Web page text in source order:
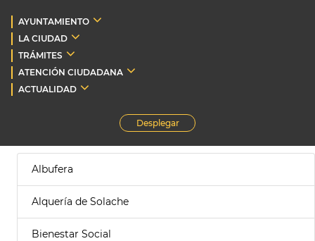
AYUNTAMIENTO
LA CIUDAD
TRÁMITES
ATENCIÓN CIUDADANA
ACTUALIDAD
Desplegar
Albufera
Alquería de Solache
Bienestar Social